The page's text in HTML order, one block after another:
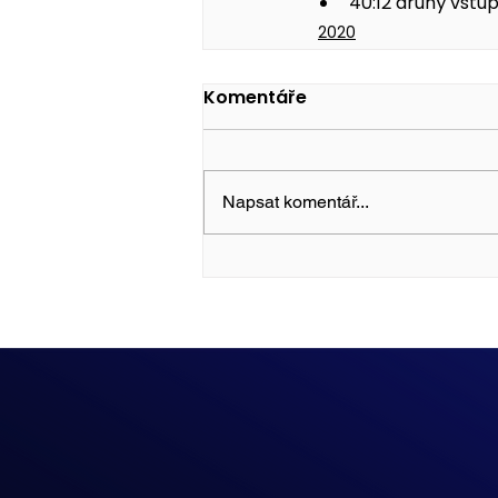
2020
Komentáře
Napsat komentář...